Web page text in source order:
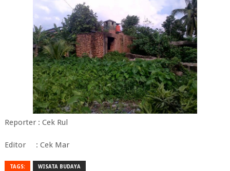
Reporter : Cek Rul
Editor : Cek Mar
TAGS: WISATA BUDAYA